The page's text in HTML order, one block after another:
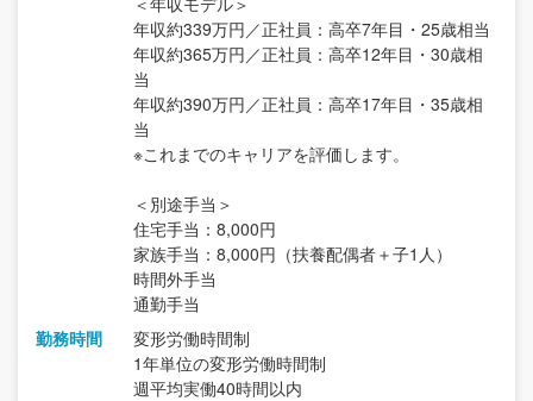
年収約339万円／正社員：高卒7年目・25歳相当
年収約365万円／正社員：高卒12年目・30歳相
当
年収約390万円／正社員：高卒17年目・35歳相
当
※これまでのキャリアを評価します。
＜別途手当＞
住宅手当：8,000円
家族手当：8,000円（扶養配偶者＋子1人）
時間外手当
通勤手当
勤務時間
変形労働時間制
1年単位の変形労働時間制
週平均実働40時間以内